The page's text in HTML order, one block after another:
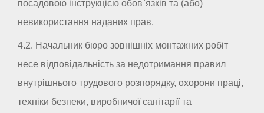
посадовою інструкцією обов`язків та (або)
невикористання наданих прав.
4.2. Начальник бюро зовнішніх монтажних робіт
несе відповідальність за недотримання правил
внутрішнього трудового розпорядку, охорони праці,
техніки безпеки, виробничої санітарії та